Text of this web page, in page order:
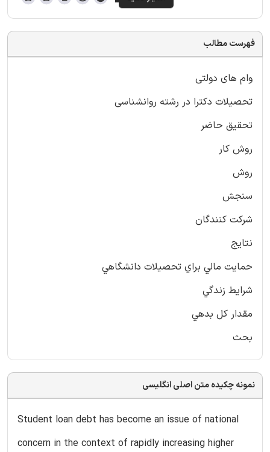
فهرست مطالب
وام های دولتی
تحصیلات دکترا در رشته روانشناسی
تحقیق حاضر
روش کار
روش
سنجش
شرکت کنندگان
نتايج
حمايت مالي براي تحصيلات دانشگاهي
شرايط زندگي
مقدار كل بدهي
بحث
نمونه چکیده متن اصلی انگلیسی
Student loan debt has become an issue of national
concern in the context of rapidly increasing higher